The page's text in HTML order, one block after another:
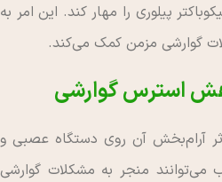
پیلوری را مهار کند. این امر به
گوارشی مزمن کمک می‌کند.
استرس گوارشی
اثر آرام‌بخش آن روی دستگاه عصبی و
منجر به مشکلات گوارشی